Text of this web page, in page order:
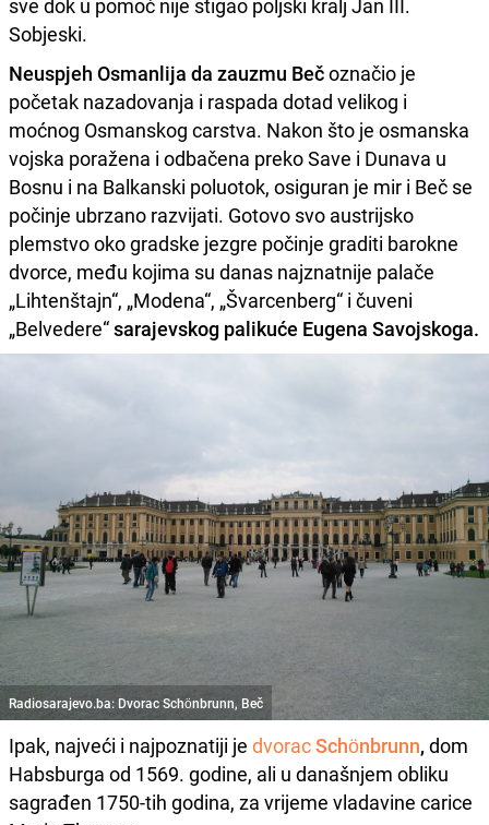
Sobjeski.
Neuspjeh Osmanlija da zauzmu Bečoznačio je
početak nazadovanja i raspada dotad velikog i
moćnog Osmanskog carstva. Nakon što je osmanska
vojska poražena i odbačena preko Save i Dunava u
Bosnu i na Balkanski poluotok, osiguran je mir i Beč se
počinje ubrzano razvijati. Gotovo svo austrijsko
plemstvo oko gradske jezgre počinje graditi barokne
dvorce, među kojima su danas najznatnije palače
„Lihtenštajn“, „Modena“, „Švarcenberg“ i čuveni
„Belvedere“sarajevskog palikuće Eugena Savojskoga.
Radiosarajevo.ba: Dvorac Schönbrunn, Beč
Ipak, najveći i najpoznatiji je dvoracSchönbrunn, dom
Habsburga od 1569. godine, ali u današnjem obliku
sagrađen 1750-tih godina, za vrijeme vladavine carice